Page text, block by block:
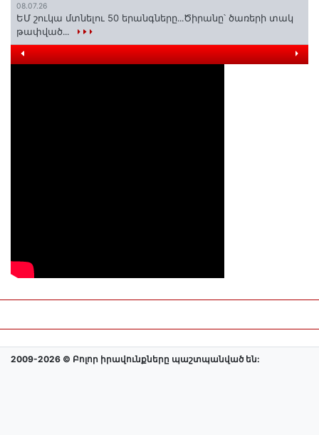
08.07.26
ԵՄ շուկա մտնելու 50 երանգները․․․Ծիրանը՝ ծառերի տակ
թափված․․․
2009-2026 © Բոլոր իրավունքները պաշտպանված են: